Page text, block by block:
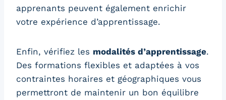
apprenants peuvent également enrichir
votre expérience d’apprentissage.
Enfin, vérifiez les modalités d’apprentissage.
Des formations flexibles et adaptées à vos
contraintes horaires et géographiques vous
permettront de maintenir un bon équilibre